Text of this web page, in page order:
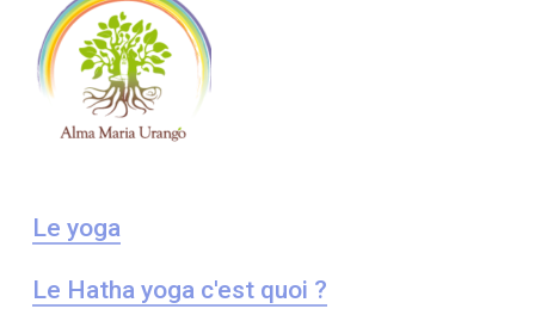
de vie et optimiser leur santé globale.
Le yoga
Le Hatha yoga c'est quoi ?